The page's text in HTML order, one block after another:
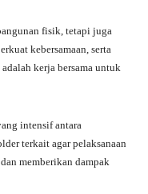
fisik, tetapi juga
kebersamaan, serta
kerja bersama untuk
intensif antara
terkait agar pelaksanaan
memberikan dampak